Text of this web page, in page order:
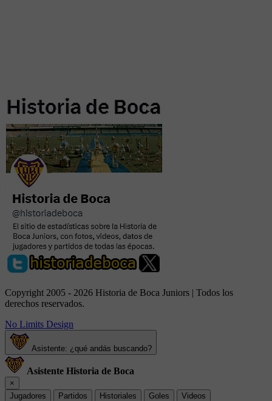
Copyright 2005 - 2026 Historia de Boca Juniors | Todos los
derechos reservados.
No Limits Design
Asistente: ¿qué andás buscando?
Asistente Historia de Boca
×
Jugadores
Partidos Historiales Goles
Videos